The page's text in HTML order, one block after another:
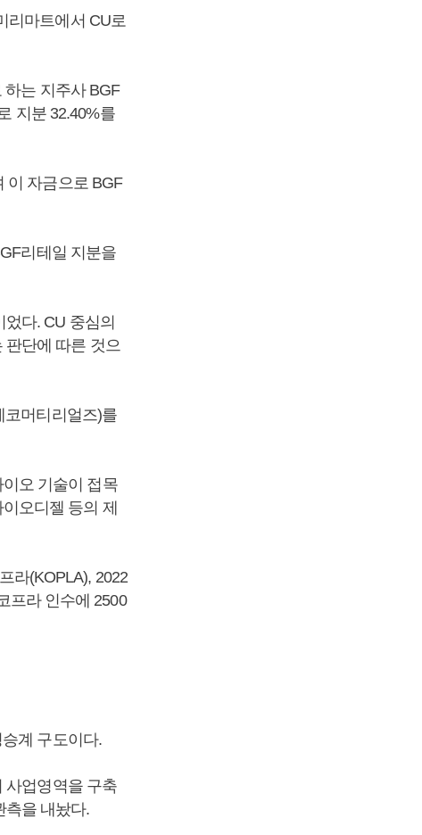
리마트에서 CU로
하는 지주사 BGF
지분 32.40%를
이 자금으로 BGF
리테일 지분을
다. CU 중심의
판단에 따른 것으
코머티리얼즈)를
오 기술이 접목
오디젤 등의 제
라(KOPLA), 2022
프라 인수에 2500
계 구도이다.
사업영역을 구축
측을 내놨다.